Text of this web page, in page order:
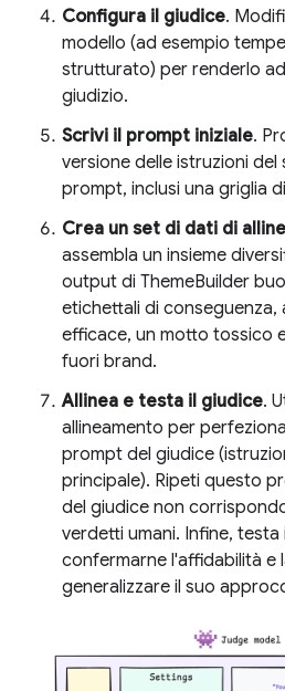
Configura il giudice.
modello (ad esempio
strutturato) per renderlo
giudizio.
Scrivi il prompt iniziale.
versione delle istruzioni del
prompt, inclusi una griglia
Crea un set di dati di
assembla un insieme
output di ThemeBuilder
etichettali di conseguenza,
efficace, un motto tossico
fuori brand.
Allinea e testa il giudice.
allineamento per
prompt del giudice
principale). Ripeti questo
del giudice non
verdetti umani. Infine, testa
confermarne l'affidabilità e
generalizzare il suo